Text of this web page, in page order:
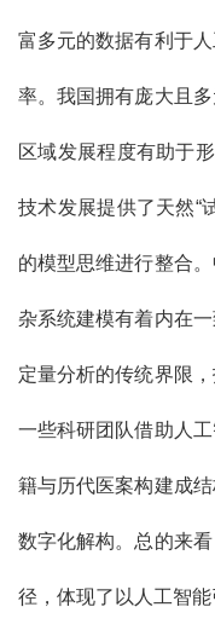
富多元的数据有利于
率。我国拥有庞大且
区域发展程度有助于
技术发展提供了天然“
的模型思维进行整合
杂系统建模有着内在
定量分析的传统界限
一些科研团队借助人
籍与历代医案构建成
数字化解构。总的来
径，体现了以人工智能